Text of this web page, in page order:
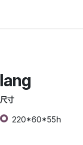
lang
尺寸
220*60*55h